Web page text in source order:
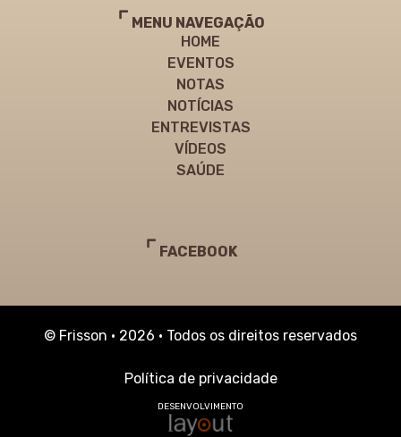
MENU NAVEGAÇÃO
HOME
EVENTOS
NOTAS
NOTÍCIAS
ENTREVISTAS
VÍDEOS
SAÚDE
FACEBOOK
© Frisson • 2026 • Todos os direitos reservados
Política de privacidade
DESENVOLVIMENTO